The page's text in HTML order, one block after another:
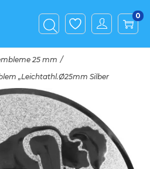
0
25 mm /
„Leichtathl.Ø25mm Silber